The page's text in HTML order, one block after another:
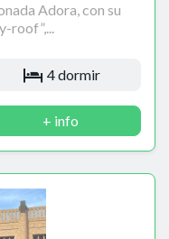
Adora, con su
roof”,...
4 dormir
+ info